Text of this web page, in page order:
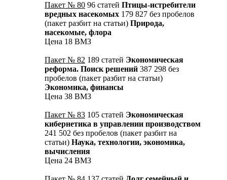
Пакет № 80 96 статей Птицы-истребители
вредных насекомых 179 827 без пробелов
(пакет разбит на статьи) Природа,
насекомые, флора
Цена 18 ВМЗ
Пакет № 82 189 статей Экономическая
реформа. Поиск решений 387 298 без
пробелов (пакет разбит на статьи)
Экономика, финансы
Цена 38 ВМЗ
Пакет № 83 105 статей Экономическая
кибернетика в управлении производством
241 502 без пробелов (пакет разбит на
статьи) Наука, технологии, экономика,
вычисления
Цена 24 ВМЗ